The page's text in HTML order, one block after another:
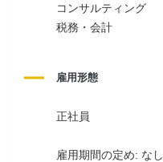
コンサルティング
税務・会計
雇用形態
正社員
雇用期間の定め: なし